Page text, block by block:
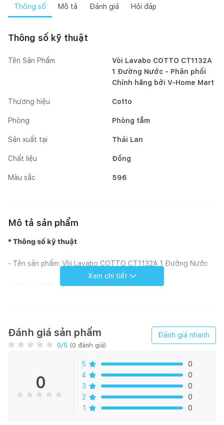
Thông số Mô tả Đánh giá Hỏi đáp
Thông số kỹ thuật
Tên Sản Phẩm
Vòi Lavabo COTTO CT1132A
1 Đường Nước - Phân phối
Chính hãng bởi V-Home Mart
Thương hiệu Cotto
Phòng Phòng tắm
Sản xuất tại Thái Lan
Chất liệu Đồng
Màu sắc 596
Mô tả sản phẩm
* Thông số kỹ thuật
- Tên sản phẩm: Vòi Lavabo COTTO CT1132A 1 Đường Nước
- Mã sản phẩm: CT1132A
- Chất liệu: Đồng mạ Cr/Ni
- Sản phẩm dành cho chậu rửa lavabo
Xem chi tiết
Đánh giá sản phẩm
0/5 (0 đánh giá)
Đánh giá nhanh
0
5
0
4
0
3
0
2
0
1
0